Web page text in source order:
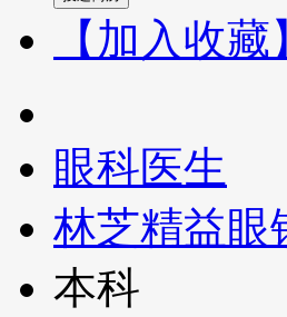
【加入收藏
眼科医生
林芝精益眼
本科